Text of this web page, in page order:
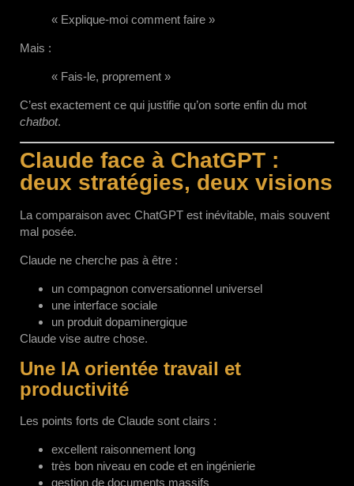
« Explique-moi comment faire »
Mais :
« Fais-le, proprement »
C’est exactement ce qui justifie qu’on sorte enfin du mot
chatbot.
Claude face à ChatGPT :
deux stratégies, deux visions
La comparaison avec ChatGPT est inévitable, mais souvent
mal posée.
Claude ne cherche pas à être :
un compagnon conversationnel universel
une interface sociale
un produit dopaminergique
Claude vise autre chose.
Une IA orientée travail et
productivité
Les points forts de Claude sont clairs :
excellent raisonnement long
très bon niveau en code et en ingénierie
gestion de documents massifs